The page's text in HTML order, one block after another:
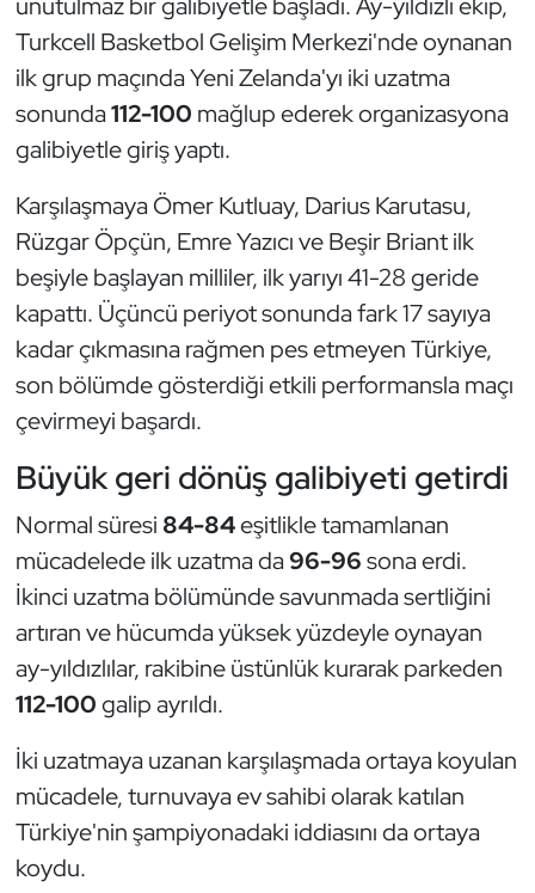
Turkcell Basketbol Gelişim Merkezi'nde oynanan
ilk grup maçında Yeni Zelanda'yı iki uzatma
sonunda112-100 mağlup ederek organizasyona
galibiyetle giriş yaptı.
Karşılaşmaya Ömer Kutluay, Darius Karutasu,
Rüzgar Öpçün, Emre Yazıcı ve Beşir Briant ilk
beşiyle başlayan milliler, ilk yarıyı 41-28 geride
kapattı. Üçüncü periyot sonunda fark 17 sayıya
kadar çıkmasına rağmen pes etmeyen Türkiye,
son bölümde gösterdiği etkili performansla maçı
çevirmeyi başardı.
Büyük geri dönüş galibiyeti getirdi
Normal süresi 84-84eşitlikle tamamlanan
mücadelede ilk uzatma da96-96sona erdi.
İkinci uzatma bölümünde savunmada sertliğini
artıran ve hücumda yüksek yüzdeyle oynayan
ay-yıldızlılar, rakibine üstünlük kurarak parkeden
112-100galip ayrıldı.
İki uzatmaya uzanan karşılaşmada ortaya koyulan
mücadele, turnuvaya ev sahibi olarak katılan
Türkiye'nin şampiyonadaki iddiasını da ortaya
koydu.
Golf
Güreş
Hava Sporları
Hentbol
İşitme Engelli Sporcular
Judo ve Kuraş
Kano ve Rafting
Karate
Kayak
Kempo
Kick Boks
Kürek
Masa Tenisi